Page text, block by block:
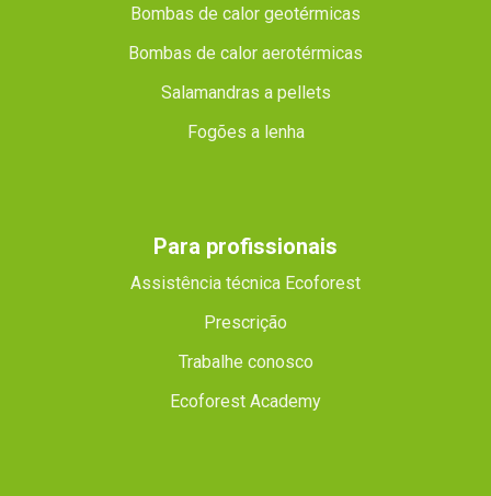
Bombas de calor geotérmicas
Bombas de calor aerotérmicas
Salamandras a pellets
Fogões a lenha
Para profissionais
Assistência técnica Ecoforest
Prescrição
Trabalhe conosco
Ecoforest Academy